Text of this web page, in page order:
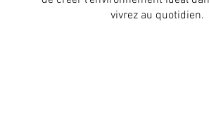
vivrez au quotidien.